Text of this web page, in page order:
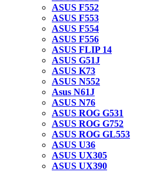
ASUS F552
ASUS F553
ASUS F554
ASUS F556
ASUS FLIP 14
ASUS G51J
ASUS K73
ASUS N552
Asus N61J
ASUS N76
ASUS ROG G531
ASUS ROG G752
ASUS ROG GL553
ASUS U36
ASUS UX305
ASUS UX390